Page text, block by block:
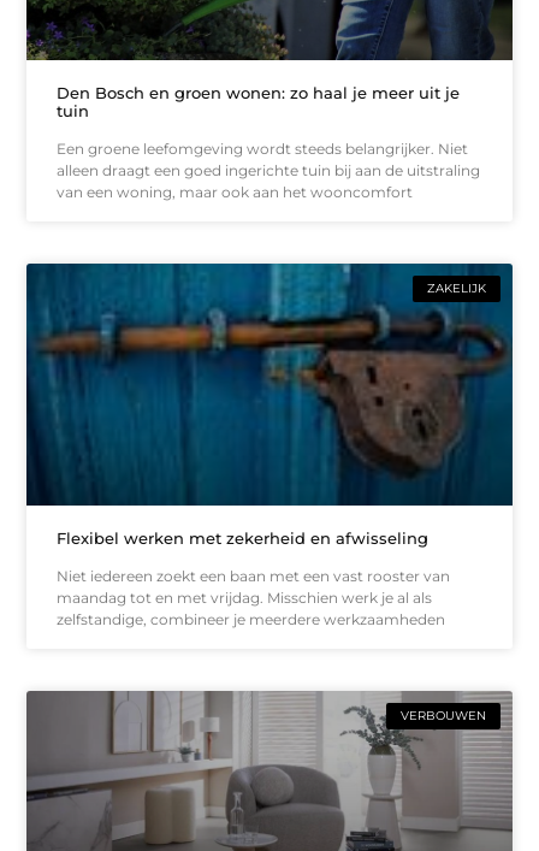
Den Bosch en groen wonen: zo haal je meer uit je
tuin
Een groene leefomgeving wordt steeds belangrijker. Niet
alleen draagt een goed ingerichte tuin bij aan de uitstraling
van een woning, maar ook aan het wooncomfort
ZAKELIJK
Flexibel werken met zekerheid en afwisseling
Niet iedereen zoekt een baan met een vast rooster van
maandag tot en met vrijdag. Misschien werk je al als
zelfstandige, combineer je meerdere werkzaamheden
VERBOUWEN